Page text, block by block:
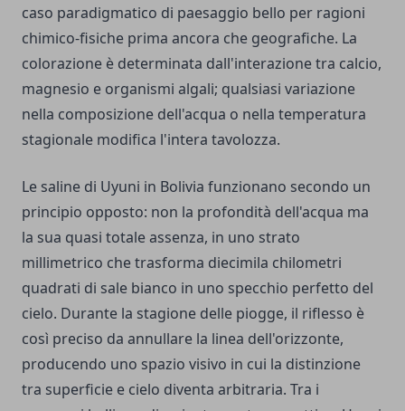
caso paradigmatico di paesaggio bello per ragioni
chimico-fisiche prima ancora che geografiche. La
colorazione è determinata dall'interazione tra calcio,
magnesio e organismi algali; qualsiasi variazione
nella composizione dell'acqua o nella temperatura
stagionale modifica l'intera tavolozza.
Le saline di Uyuni in Bolivia funzionano secondo un
principio opposto: non la profondità dell'acqua ma
la sua quasi totale assenza, in uno strato
millimetrico che trasforma diecimila chilometri
quadrati di sale bianco in uno specchio perfetto del
cielo. Durante la stagione delle piogge, il riflesso è
così preciso da annullare la linea dell'orizzonte,
producendo uno spazio visivo in cui la distinzione
tra superficie e cielo diventa arbitraria. Tra i